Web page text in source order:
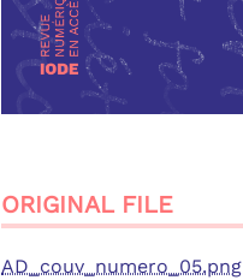
ORIGINAL FILE
AD_couv_numero_05.png